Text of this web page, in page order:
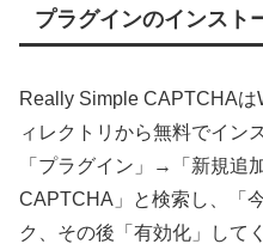
プラグインのインスト
Really Simple CAPTCHA
ィレクトリから無料でイン
「プラグイン」→「新規追
CAPTCHA」と検索し、「
ク、その後「有効化」して